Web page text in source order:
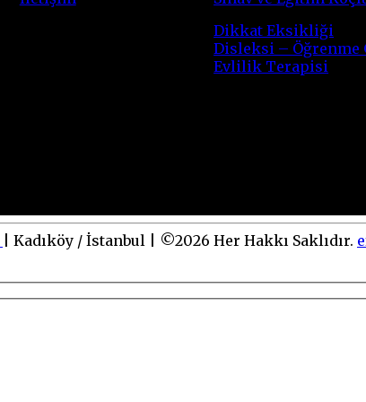
Dikkat Eksikliği
Disleksi – Öğrenme
Evlilik Terapisi
Kadıköy / İstanbul ©2026 Her Hakkı Saklıdır.